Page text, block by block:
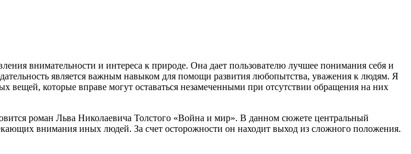
внимательности и интереса к природе. Она дает пользователю лучшее понимания себя и
является важным навыком для помощи развития любопытства, уважения к людям. Я
вещей, которые вправе могут оставаться незамеченными при отсутствии обращения на них
роман Льва Николаевича Толстого «Война и мир». В данном сюжете центральный
внимания иных людей. За счет осторожности он находит выход из сложного положения.